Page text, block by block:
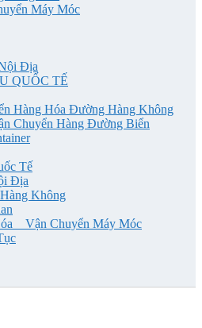
Máy Móc
Địa
QUỐC TẾ
Hàng Hóa Đường Hàng Không
Chuyển Hàng Đường Biển
Tế
Địa
Không
_ Vận Chuyển Máy Móc